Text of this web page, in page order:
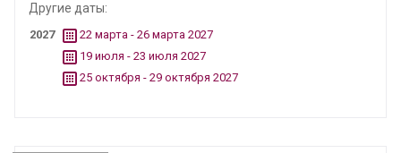
Другие даты:
2027
22 марта - 26 марта 2027
19 июля - 23 июля 2027
25 октября - 29 октября 2027